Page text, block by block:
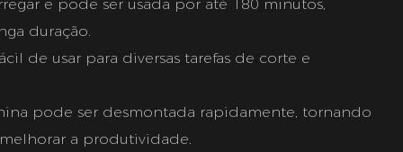
e pode ser usada por até 180 minutos,
duração.
de usar para diversas tarefas de corte e
pode ser desmontada rapidamente, tornando
a produtividade.